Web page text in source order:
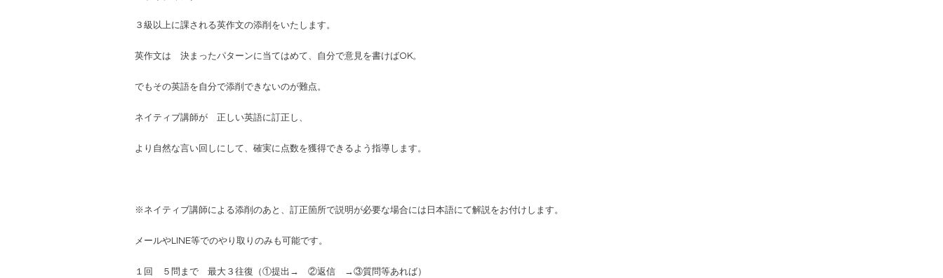
３級以上に課される英作文の添削をいたします。
英作文は 決まったパターンに当てはめて、自分で意見を書けばOK。
でもその英語を自分で添削できないのが難点。
ネイティブ講師が 正しい英語に訂正し、
より自然な言い回しにして、確実に点数を獲得できるよう指導します。
※ネイティブ講師による添削のあと、訂正箇所で説明が必要な場合には日本語にて解説をお付けします。
メールやLINE等でのやり取りのみも可能です。
１回 ５問まで 最大３往復（①提出→ ②返信 →③質問等あれば）